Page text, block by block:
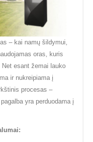
– kai namų šildymui,
oras, kuris
esant žemai lauko
ir nukreipiama į
procesas –
yra perduodama į